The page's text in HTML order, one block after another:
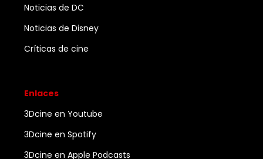
Noticias de DC
Noticias de Disney
Críticas de cine
Enlaces
3Dcine en Youtube
3Dcine en Spotify
3Dcine en Apple Podcasts